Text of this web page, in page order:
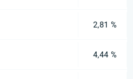
2,81 %
4,44 %